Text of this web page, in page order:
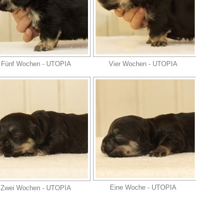
Fünf Wochen - UTOPIA Vier Wochen - UTOPIA
Zwei Wochen - UTOPIA Eine Woche - UTOPIA